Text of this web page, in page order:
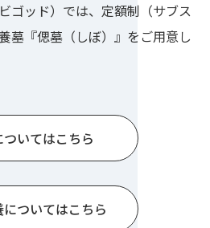
ゴッド）では、定額制（サブス
墓『偲墓（しぼ）』をご用意し
いてはこちら
ついてはこちら